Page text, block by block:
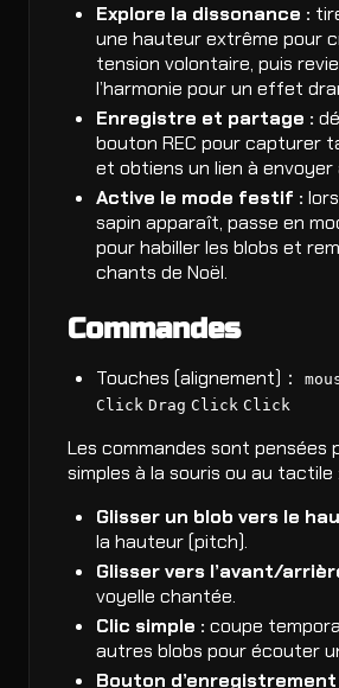
Explore la dissonance :
une hauteur extrême pour
tension volontaire, puis
l’harmonie pour un effet
Enregistre et partage :
bouton REC pour capturer
et obtiens un lien à envoyer
Active le mode festif :
sapin apparaît, passe en
pour habiller les blobs et
chants de Noël.
Commandes
Touches (alignement)：
Click Drag Click Click
Les commandes sont pensées
simples à la souris ou au tactile :
Glisser un blob vers le
la hauteur (pitch).
Glisser vers l’avant/
voyelle chantée.
Clic simple : coupe
autres blobs pour écouter
Bouton d’enregistrement